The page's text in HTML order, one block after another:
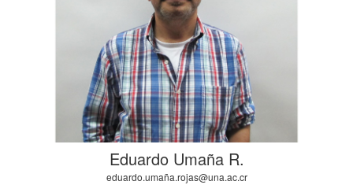
Eduardo Umaña R.
eduardo.umaña.rojas@una.ac.cr